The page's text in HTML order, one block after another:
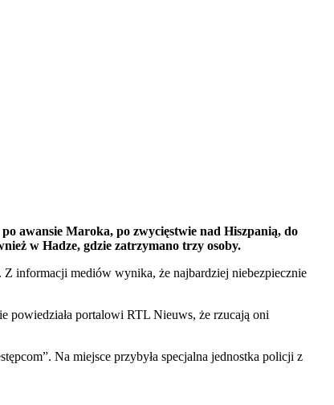
awansie Maroka, po zwycięstwie nad Hiszpanią, do
w Hadze, gdzie zatrzymano trzy osoby.
informacji mediów wynika, że najbardziej niebezpiecznie
powiedziała portalowi RTL Nieuws, że rzucają oni
Na miejsce przybyła specjalna jednostka policji z